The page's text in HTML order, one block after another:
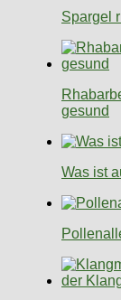
Spargel
gesund
Was ist